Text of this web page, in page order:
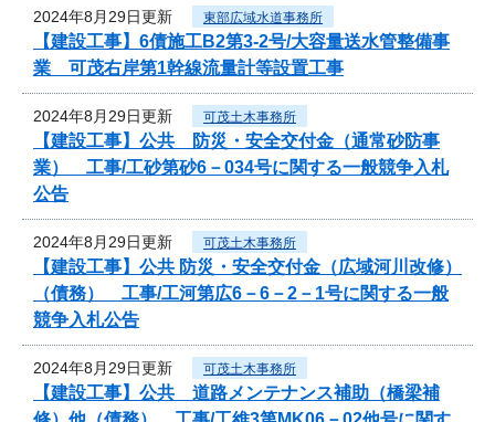
2024年8月29日更新 東部広域水道事務所
【建設工事】6債施工B2第3-2号/大容量送水管整備事
業 可茂右岸第1幹線流量計等設置工事
2024年8月29日更新 可茂土木事務所
【建設工事】公共 防災・安全交付金（通常砂防事
業） 工事/工砂第砂6－034号に関する一般競争入札
公告
2024年8月29日更新 可茂土木事務所
【建設工事】公共 防災・安全交付金（広域河川改修）
（債務） 工事/工河第広6－6－2－1号に関する一般
競争入札公告
2024年8月29日更新 可茂土木事務所
【建設工事】公共 道路メンテナンス補助（橋梁補